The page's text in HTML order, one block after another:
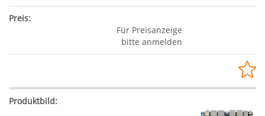
Für Preisanzeige
bitte anmelden